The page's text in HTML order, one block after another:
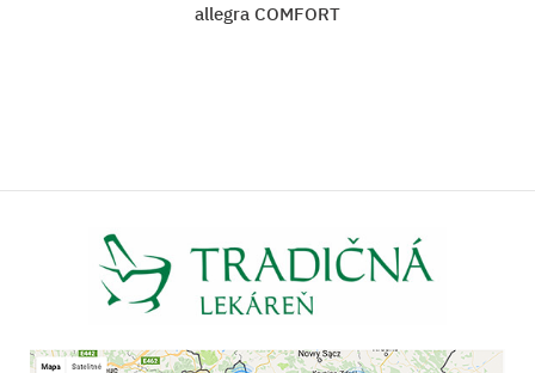
allegra COMFORT